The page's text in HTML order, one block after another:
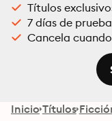
Títulos
7 días de
Cancela
Inicio Títulos